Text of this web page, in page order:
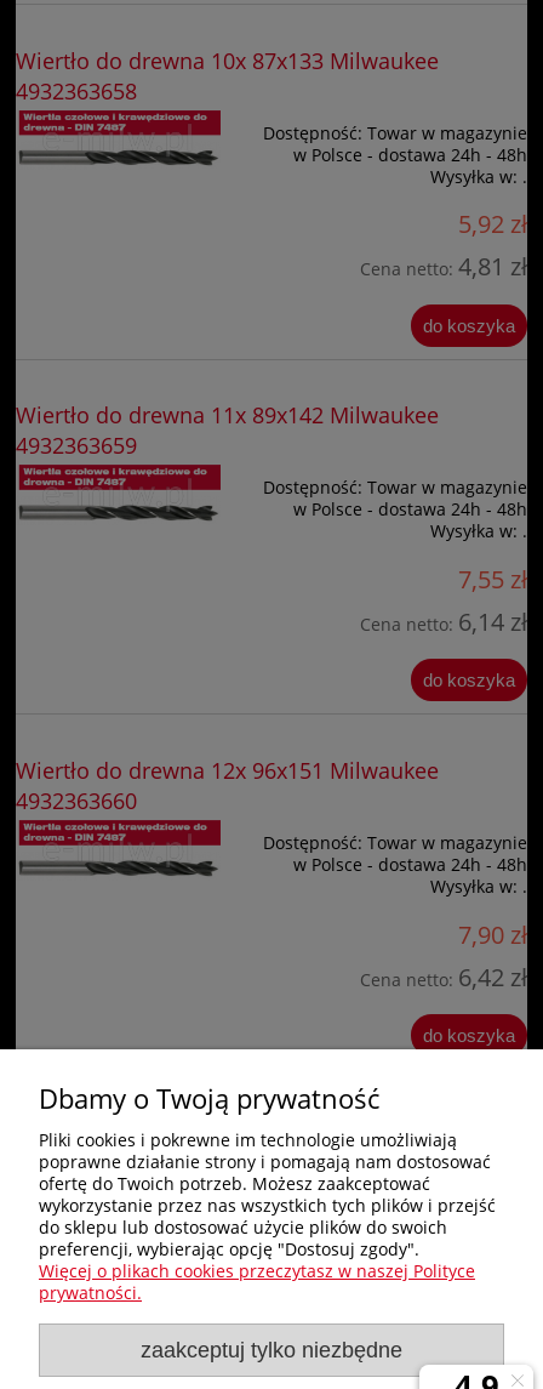
Wiertło do drewna 10x 87x133 Milwaukee
4932363658
Dostępność: Towar w magazynie
w Polsce - dostawa 24h - 48h
Wysyłka w: .
5,92 zł
Cena netto: 4,81 zł
do koszyka
Wiertło do drewna 11x 89x142 Milwaukee
4932363659
Dostępność: Towar w magazynie
w Polsce - dostawa 24h - 48h
Wysyłka w: .
7,55 zł
Cena netto: 6,14 zł
do koszyka
Wiertło do drewna 12x 96x151 Milwaukee
4932363660
Dostępność: Towar w magazynie
w Polsce - dostawa 24h - 48h
Wysyłka w: .
7,90 zł
Cena netto: 6,42 zł
do koszyka
Zakupy
Pomoc
Moje konto
Dbamy o Twoją prywatność
Pliki cookies i pokrewne im technologie umożliwiają
poprawne działanie strony i pomagają nam dostosować
ofertę do Twoich potrzeb. Możesz zaakceptować
wykorzystanie przez nas wszystkich tych plików i przejść
do sklepu lub dostosować użycie plików do swoich
preferencji, wybierając opcję "Dostosuj zgody".
Więcej o plikach cookies przeczytasz w naszej Polityce
prywatności.
zaakceptuj tylko niezbędne